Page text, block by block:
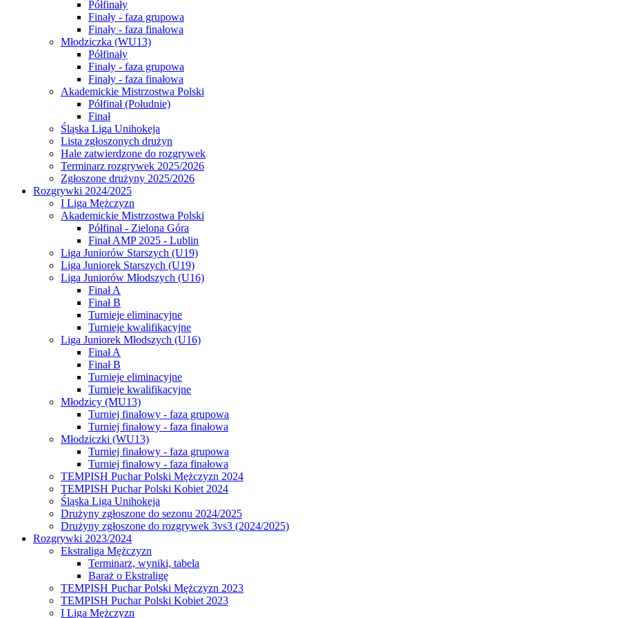
Półfinały
Finały - faza grupowa
Finały - faza finałowa
Młodziczka (WU13)
Półfinały
Finały - faza grupowa
Finały - faza finałowa
Akademickie Mistrzostwa Polski
Półfinał (Południe)
Finał
Śląska Liga Unihokeja
Lista zgłoszonych drużyn
Hale zatwierdzone do rozgrywek
Terminarz rozgrywek 2025/2026
Zgłoszone drużyny 2025/2026
Rozgrywki 2024/2025
I Liga Mężczyzn
Akademickie Mistrzostwa Polski
Półfinał - Zielona Góra
Finał AMP 2025 - Lublin
Liga Juniorów Starszych (U19)
Liga Juniorek Starszych (U19)
Liga Juniorów Młodszych (U16)
Finał A
Finał B
Turnieje eliminacyjne
Turnieje kwalifikacyjne
Liga Juniorek Młodszych (U16)
Finał A
Finał B
Turnieje eliminacyjne
Turnieje kwalifikacyjne
Młodzicy (MU13)
Turniej finałowy - faza grupowa
Turniej finałowy - faza finałowa
Młodziczki (WU13)
Turniej finałowy - faza grupowa
Turniej finałowy - faza finałowa
TEMPISH Puchar Polski Mężczyzn 2024
TEMPISH Puchar Polski Kobiet 2024
Śląska Liga Unihokeja
Drużyny zgłoszone do sezonu 2024/2025
Drużyny zgłoszone do rozgrywek 3vs3 (2024/2025)
Rozgrywki 2023/2024
Ekstraliga Mężczyzn
Terminarz, wyniki, tabela
Baraż o Ekstraligę
TEMPISH Puchar Polski Mężczyzn 2023
TEMPISH Puchar Polski Kobiet 2023
I Liga Mężczyzn